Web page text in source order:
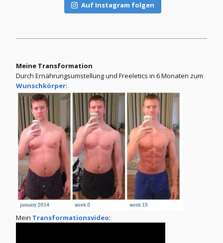
Auf Instagram folgen
Meine Transformation
Durch Ernährungsumstellung und Freeletics in 6 Monaten zum
Wunschkörper:
Mein Transformationsvideo: